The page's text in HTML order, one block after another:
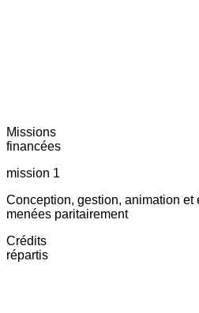
Missions
financées
mission 1
Conception, gestion, animation
menées paritairement
Crédits
répartis